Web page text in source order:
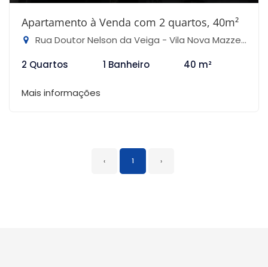
Apartamento à Venda com 2 quartos, 40m²
Rua Doutor Nelson da Veiga - Vila Nova Mazzei, São Paulo-SP
2 Quartos
1 Banheiro 40 m²
Mais informações
‹ 1 ›